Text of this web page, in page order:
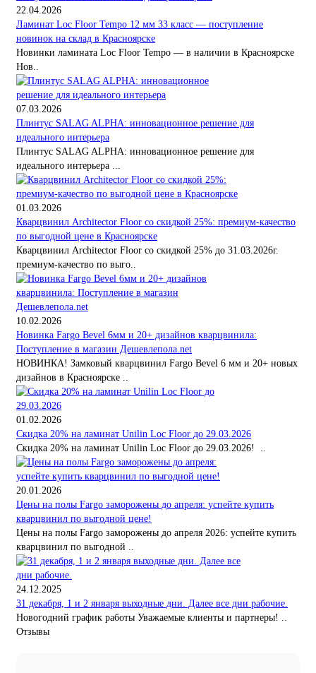
22.04.2026
Ламинат Loc Floor Tempo 12 мм 33 класс — поступление
новинок на склад в Красноярске
Новинки ламината Loc Floor Tempo — в наличии в Красноярске
Нов..
07.03.2026
Плинтус SALAG ALPHA: инновационное решение для
идеального интерьера
Плинтус SALAG ALPHA: инновационное решение для
идеального интерьера ...
01.03.2026
Кварцвинил Architector Floor со скидкой 25%: премиум-качество
по выгодной цене в Красноярске
Кварцвинил Architector Floor со скидкой 25% до 31.03.2026г.
премиум-качество по выго..
10.02.2026
Новинка Fargo Bevel 6мм и 20+ дизайнов кварцвинила:
Поступление в магазин Дешевлепола.net
НОВИНКА! Замковый кварцвинил Fargo Bevel 6 мм и 20+ новых
дизайнов в Красноярске ..
01.02.2026
Скидка 20% на ламинат Unilin Loc Floor до 29.03.2026
Скидка 20% на ламинат Unilin Loc Floor до 29.03.2026! ..
20.01.2026
Цены на полы Fargo заморожены до апреля: успейте купить
кварцвинил по выгодной цене!
Цены на полы Fargo заморожены до апреля 2026: успейте купить
кварцвинил по выгодной ..
24.12.2025
31 декабря, 1 и 2 января выходные дни. Далее все дни рабочие.
Новогодний график работы Уважаемые клиенты и партнеры! ..
Отзывы